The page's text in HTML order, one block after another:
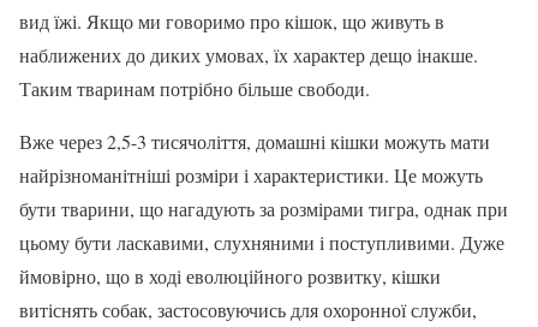
вид їжі. Якщо ми говоримо про кішок, що живуть в
наближених до диких умовах, їх характер дещо інакше.
Таким тваринам потрібно більше свободи.
Вже через 2,5-3 тисячоліття, домашні кішки можуть мати
найрізноманітніші розміри і характеристики. Це можуть
бути тварини, що нагадують за розмірами тигра, однак при
цьому бути ласкавими, слухняними і поступливими. Дуже
ймовірно, що в ході еволюційного розвитку, кішки
витіснять собак, застосовуючись для охоронної служби,